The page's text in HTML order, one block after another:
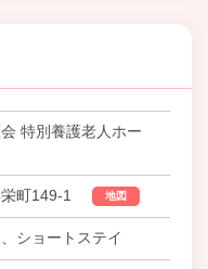
特別養護老人ホー
町149-1 地図
ショートステイ